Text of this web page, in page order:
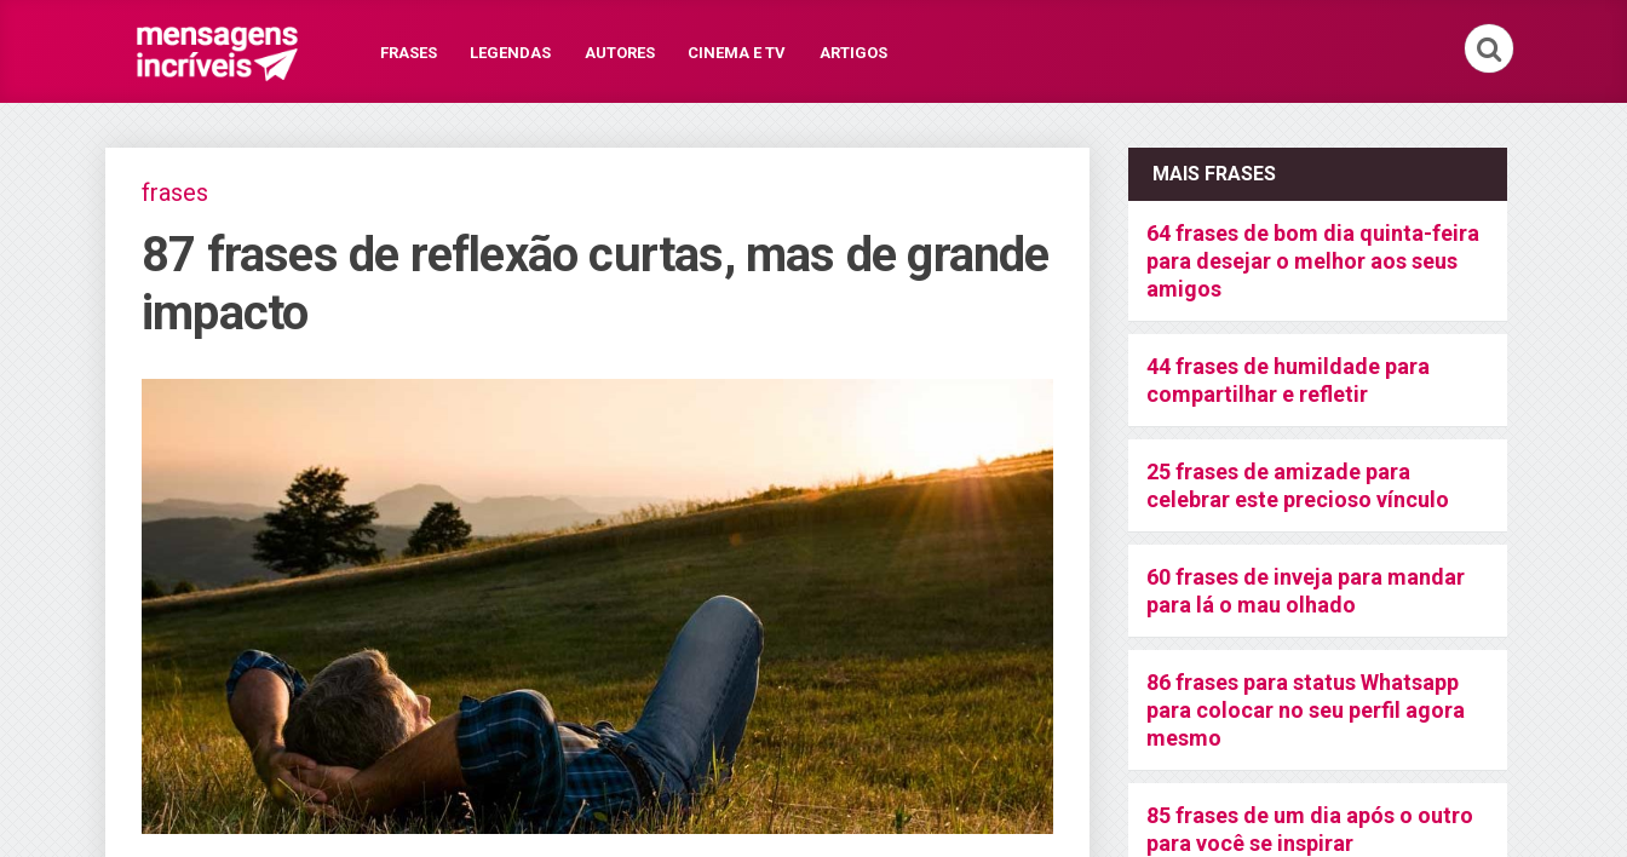
FRASES LEGENDAS AUTORES CINEMA E TV ARTIGOS
frases
87 frases de reflexão curtas, mas de grande
impacto
MAIS FRASES
64 frases de bom dia quinta-feira
para desejar o melhor aos seus
amigos
44 frases de humildade para
compartilhar e refletir
25 frases de amizade para
celebrar este precioso vínculo
60 frases de inveja para mandar
para lá o mau olhado
86 frases para status Whatsapp
para colocar no seu perfil agora
mesmo
85 frases de um dia após o outro
para você se inspirar